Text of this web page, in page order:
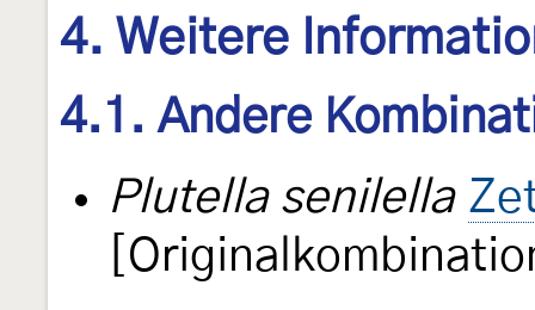
4. Weitere
4.1. Andere
Plutella senilella